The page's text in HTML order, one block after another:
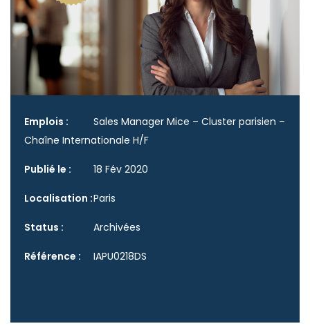
Emplois :
Sales Manager Mice – Cluster parisien –
Chaîne Internationale H/F
Publié le : 18 Fév 2020
Localisation :Paris
Status : Archivées
Référence : IAPU0218DS